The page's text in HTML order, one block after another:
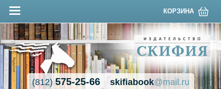
КОРЗИНА
(812)575-25-66 skifiabook@mail.ru